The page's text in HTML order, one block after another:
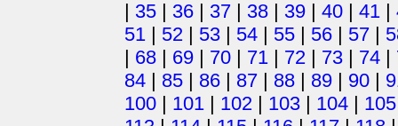
| 35 | 36 | 37 | 38 | 39 | 40 | 41 |
51 | 52 | 53 | 54 | 55 | 56 | 57 |
| 68 | 69 | 70 | 71 | 72 | 73 | 74 |
84 | 85 | 86 | 87 | 88 | 89 | 90 |
100 | 101 | 102 | 103 | 104 | 105